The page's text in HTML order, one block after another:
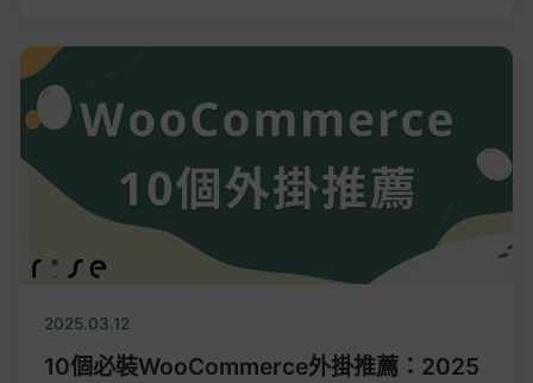
2025.03.12
10個必裝WooCommerce外掛推薦：2025